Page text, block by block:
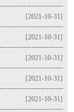
[2021-10-31]
[2021-10-31]
[2021-10-31]
[2021-10-31]
[2021-10-31]